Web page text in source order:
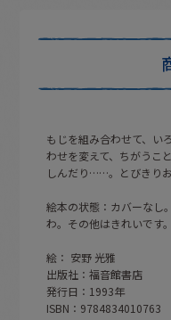
もじを組み合わせて、い
わせを変えて、ちがうこ
しんだり……。とびきり
絵本の状態：カバーなし
わ。その他はきれいです。
絵： 安野 光雅
出版社：福音館書店
発行日：1993年
ISBN：9784834010763